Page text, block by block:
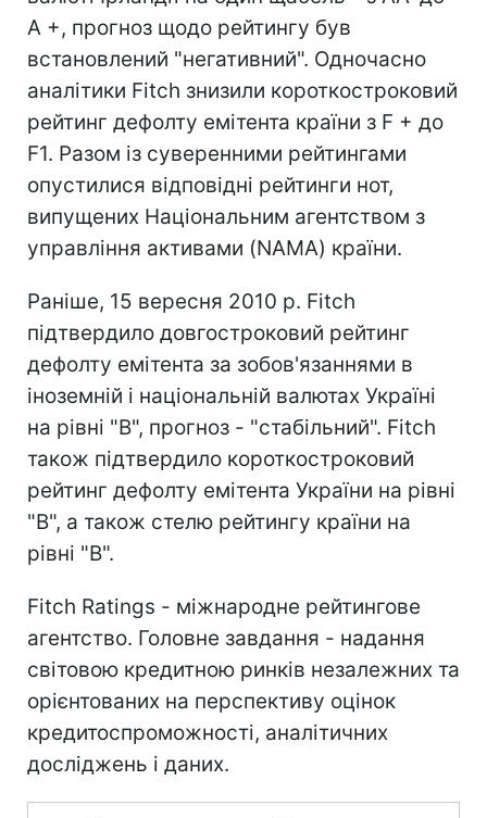
А +, прогноз щодо рейтингу був
встановлений "негативний". Одночасно
аналітики Fitch знизили короткостроковий
рейтинг дефолту емітента країни з F + до
F1. Разом із суверенними рейтингами
опустилися відповідні рейтинги нот,
випущених Національним агентством з
управління активами (NAMA) країни.
Раніше, 15 вересня 2010 р. Fitch
підтвердило довгостроковий рейтинг
дефолту емітента за зобов'язаннями в
іноземній і національній валютах Україні
на рівні "В", прогноз - "стабільний". Fitch
також підтвердило короткостроковий
рейтинг дефолту емітента України на рівні
"В", а також стелю рейтингу країни на
рівні "В".
Fitch Ratings - міжнародне рейтингове
агентство. Головне завдання - надання
світовою кредитною ринків незалежних та
орієнтованих на перспективу оцінок
кредитоспроможності, аналітичних
досліджень і даних.